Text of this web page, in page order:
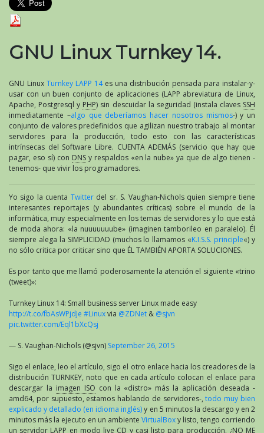
GNU Linux Turnkey 14.
GNU Linux Turnkey LAPP 14es una distribución pensada para instalar-y-
usar con un buen conjunto de aplicaciones (LAPP abreviatura de Linux,
Apache, Postgresql y PHP) sin descuidar la seguridad (instala claves SSH
inmediatamente –algo que deberíamos hacer nosotros mismos-) y un
conjunto de valores predefinidos que agilizan nuestro trabajo al montar
servidores para la producción, todo esto con las características
intrínsecas del Software Libre. CUENTA ADEMÁS (servicio que hay que
pagar, eso sí) con DNSy respaldos «en la nube» ya que de algo tienen -
tenemos- que vivir los programadores.
Yo sigo la cuenta Twitterdel sr. S. Vaughan-Nichols quien siempre tiene
interesantes reportajes (y abundantes críticas) sobre el mundo de la
informática, muy especialmente en los temas de servidores y lo que está
de moda ahora: «la nuuuuuuube» (imaginen tamborileo en paralelo). Él
siempre alega la SIMPLICIDAD (muchos lo llamamos «K.I.S.S. principle«) y
no sólo critica por criticar sino que ÉL TAMBIÉN APORTA SOLUCIONES.
Es por tanto que me llamó poderosamente la atención el siguiente «trino
(tweet)»:
Turnkey Linux 14: Small business server Linux made easy
http://t.co/fbAsWPjdJe #Linuxvia @ZDNet & @sjvn
pic.twitter.com/Eql1bXcQsj
— S. Vaughan-Nichols (@sjvn) September 26, 2015
Sigo el enlace, leo el artículo, sigo el otro enlace hacia los creadores de la
distribución TURNKEY, noto que en cada artículo colocan el enlace para
descargar la imagen ISO con la «distro» más la aplicación deseada -
amd64, por supuesto, estamos hablando de servidores-,todo muy bien
explicado y detallado (en idioma inglés)y en 5 minutos la descargo y en 2
minutos más la ejecuto en un ambiente VirtualBoxy listo, tengo corriendo
un servidor LAPP en modo live CD y casi listo para producción. ¿NO ME